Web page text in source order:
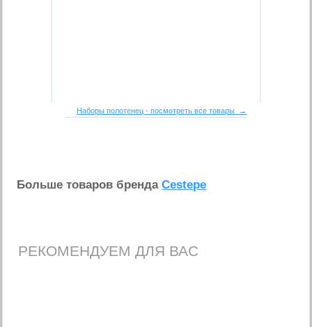
Наборы полотенец - посмотреть все товары →
Больше товаров брендаCestepe
РЕКОМЕНДУЕМ ДЛЯ ВАС